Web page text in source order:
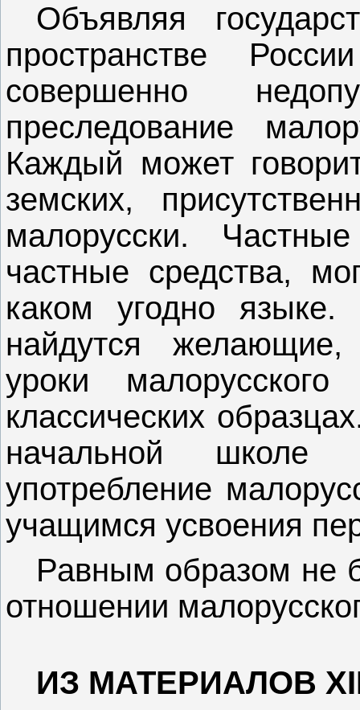
Объявляя
пространстве
совершенно
преследование
Каждый может
земских,
малорусски.
частные средства,
каком угодно
найдутся
уроки
классических
начальной
употребление
учащимся усвоения
Равным образом не
отношении
ИЗ МАТЕРИАЛОВ